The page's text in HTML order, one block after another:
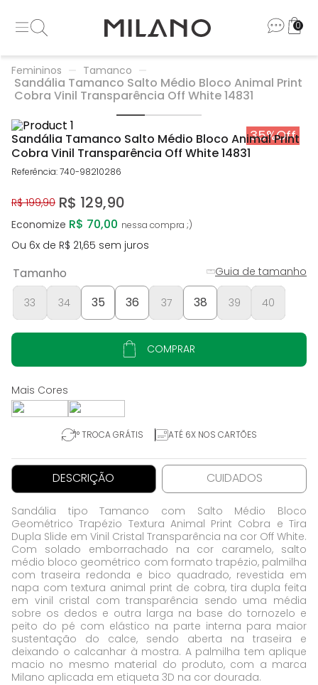
0
Femininos Tamanco
Sandália Tamanco Salto Médio Bloco Animal Print
Cobra Vinil Transparência Off White 14831
35%Off
Sandália Tamanco Salto Médio Bloco Animal Print
Cobra Vinil Transparência Off White 14831
Referência:740-98210286
R$ 199,90 R$ 129,90
Economize R$ 70,00
Ou 6x de R$ 21,65 sem juros
Tamanho
33 34 35 36 37 38 39 40
Guia de tamanho
COMPRAR
1° TROCA GRÁTIS ATÉ 6X NOS CARTÕES
DESCRIÇÃO CUIDADOS
Sandália tipo Tamanco com Salto Médio Bloco
Geométrico Trapézio Textura Animal Print Cobra e Tira
Dupla Slide em Vinil Cristal Transparência na cor Off White.
Com solado emborrachado na cor caramelo, salto
médio bloco geométrico com formato trapézio, palmilha
com traseira redonda e bico quadrado, revestida em
napa com textura animal print de cobra, tira dupla feita
em vinil cristal com transparência sendo uma média
sobre os dedos e outra larga na base do tornozelo e
peito do pé com elástico na parte interna para maior
sustentação do calce, sendo aberta na traseira e
deixando o calcanhar à mostra. A palmilha tem aplique
macio no mesmo material do produto, com a marca
Milano aplicada em etiqueta 3D na cor dourada.